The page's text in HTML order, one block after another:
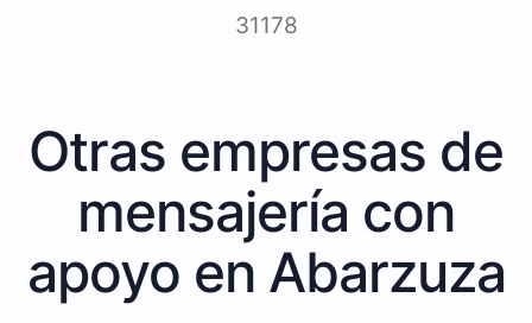
31178
Otras empresas de
mensajería con
apoyo en Abarzuza